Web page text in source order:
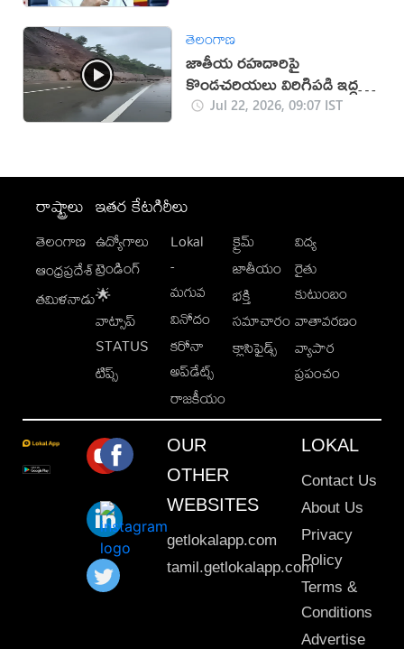
తెలంగాణ
జాతీయ రహదారిపై
కొండచరియలు విరిగిపడి ఇద్దరు
మృతి (వీడియో)
Jul 22, 2026, 09:07 IST
రాష్ట్రాలు
తెలంగాణ
ఆంధ్రప్రదేశ్
తమిళనాడు
ఇతర కేటగిరీలు
ఉద్యోగాలు
ట్రెండింగ్
🌟
వాట్సాప్
STATUS
టిప్స్
Lokal
-
మగువ
వినోదం
కరోనా
అప్‌డేట్స్
రాజకీయం
క్రైమ్
జాతీయం
భక్తి
సమాచారం
క్లాసిఫైడ్స్
విద్య
రైతు
కుటుంబం
వాతావరణం
వ్యాపార
ప్రపంచం
OUR
OTHER
WEBSITES
getlokalapp.com
tamil.getlokalapp.com
LOKAL
Contact Us
About Us
Privacy
Policy
Terms &
Conditions
Advertise